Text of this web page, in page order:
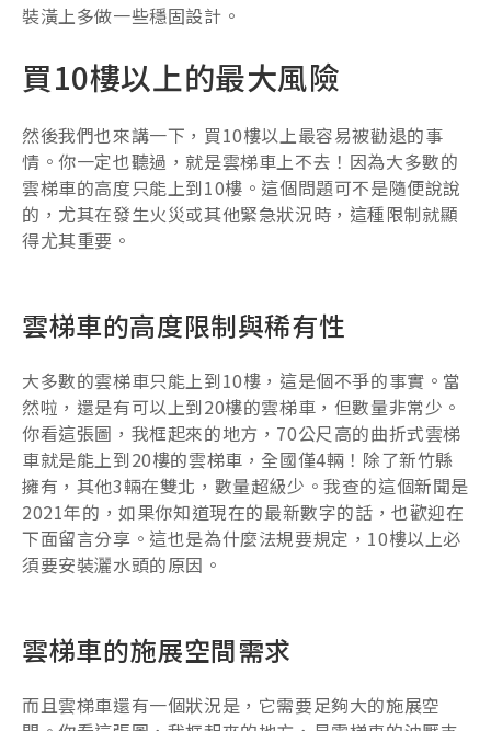
裝潢上多做一些穩固設計。
買10樓以上的最大風險
然後我們也來講一下，買10樓以上最容易被勸退的事
情。你一定也聽過，就是雲梯車上不去！因為大多數的
雲梯車的高度只能上到10樓。這個問題可不是隨便說說
的，尤其在發生火災或其他緊急狀況時，這種限制就顯
得尤其重要。
雲梯車的高度限制與稀有性
大多數的雲梯車只能上到10樓，這是個不爭的事實。當
然啦，還是有可以上到20樓的雲梯車，但數量非常少。
你看這張圖，我框起來的地方，70公尺高的曲折式雲梯
車就是能上到20樓的雲梯車，全國僅4輛！除了新竹縣
擁有，其他3輛在雙北，數量超級少。我查的這個新聞是
2021年的，如果你知道現在的最新數字的話，也歡迎在
下面留言分享。這也是為什麼法規要規定，10樓以上必
須要安裝灑水頭的原因。
雲梯車的施展空間需求
而且雲梯車還有一個狀況是，它需要足夠大的施展空